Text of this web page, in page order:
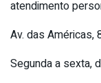
atendimento
Av. das Américas,
Segunda a sexta,